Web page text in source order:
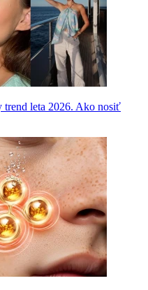
leta 2026. Ako nosiť